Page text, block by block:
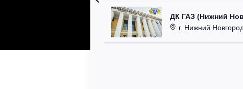
ДК ГАЗ (Нижний
г. Нижний